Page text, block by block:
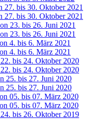
27. bis 30. Oktober 2021
27. bis 30. Oktober 2021
23. bis 26. Juni 2021
23. bis 26. Juni 2021
4. bis 6. März 2021
4. bis 6. März 2021
bis 24. Oktober 2020
bis 24. Oktober 2020
25. bis 27. Juni 2020
25. bis 27. Juni 2020
05. bis 07. März 2020
05. bis 07. März 2020
bis 26. Oktober 2019